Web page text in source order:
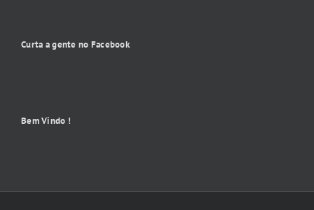
Curta a gente no Facebook
Bem Vindo !